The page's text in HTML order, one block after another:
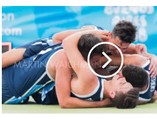
compuesta por mujeres